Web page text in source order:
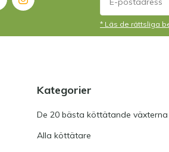
* Läs de rättsliga
Kategorier
De 20 bästa köttätande växterna
Alla köttätare